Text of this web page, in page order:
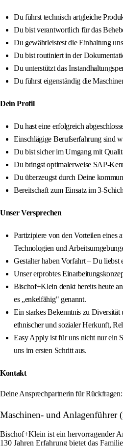
Du führst technisch artgleiche
Du bist verantwortlich für das
Du gewährleistest die Einhaltung
Du bist routiniert in der
Du unterstützt das
Du führst eigenständig die
Dein Profil
Du hast eine erfolgreich
Einschlägige Berufserfahrung sind
Du bist sicher im Umgang mit
Du bringst optimalerweise SAP-
Du überzeugst durch Deine
Bereitschaft zum Einsatz im 3-
Unser Versprechen
Partizipiere von den Vorteilen eines
Technologien und
Gestalter haben Vorfahrt – Du
Unser erprobtes
Bischof+Klein denkt bereits heute
es „enkelfähig" genannt.
Ein starkes Bekenntnis zu
ethnischer und sozialer Herkunft,
Easy Apply ist für uns nicht nur ein
uns im ersten Schritt aus.
Kontakt
Deine Ansprechpartnerin für
Maschinen- und
Bischof+Klein ist ein hervorragender
130 Jahren Erfahrung bietet das